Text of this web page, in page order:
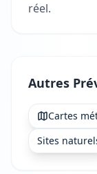
réel.
Autres
Cartes
Sites